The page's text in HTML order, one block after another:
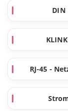
DIN
RJ-45 -